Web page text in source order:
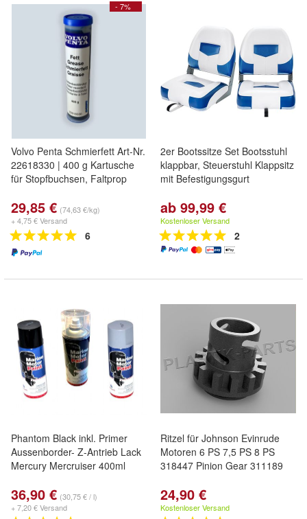
- 7%
Volvo Penta Schmierfett Art-Nr.
22618330 | 400 g Kartusche
für Stopfbuchsen, Faltprop
29,85 € (74,63 €/kg)
+ 4,75 € Versand
6
2er Bootssitze Set Bootsstuhl
klappbar, Steuerstuhl Klappsitz
mit Befestigungsgurt
ab 99,99 €
Kostenloser Versand
2
Phantom Black inkl. Primer
Aussenborder- Z-Antrieb Lack
Mercury Mercruiser 400ml
36,90 € (30,75 € / l)
+ 7,20 € Versand
Ritzel für Johnson Evinrude
Motoren 6 PS 7,5 PS 8 PS
318447 Pinion Gear 311189
24,90 €
Kostenloser Versand